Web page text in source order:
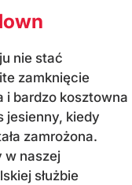
nie stać
zamknięcie
i bardzo kosztowna
jesienny, kiedy
zamrożona.
w naszej
służbie